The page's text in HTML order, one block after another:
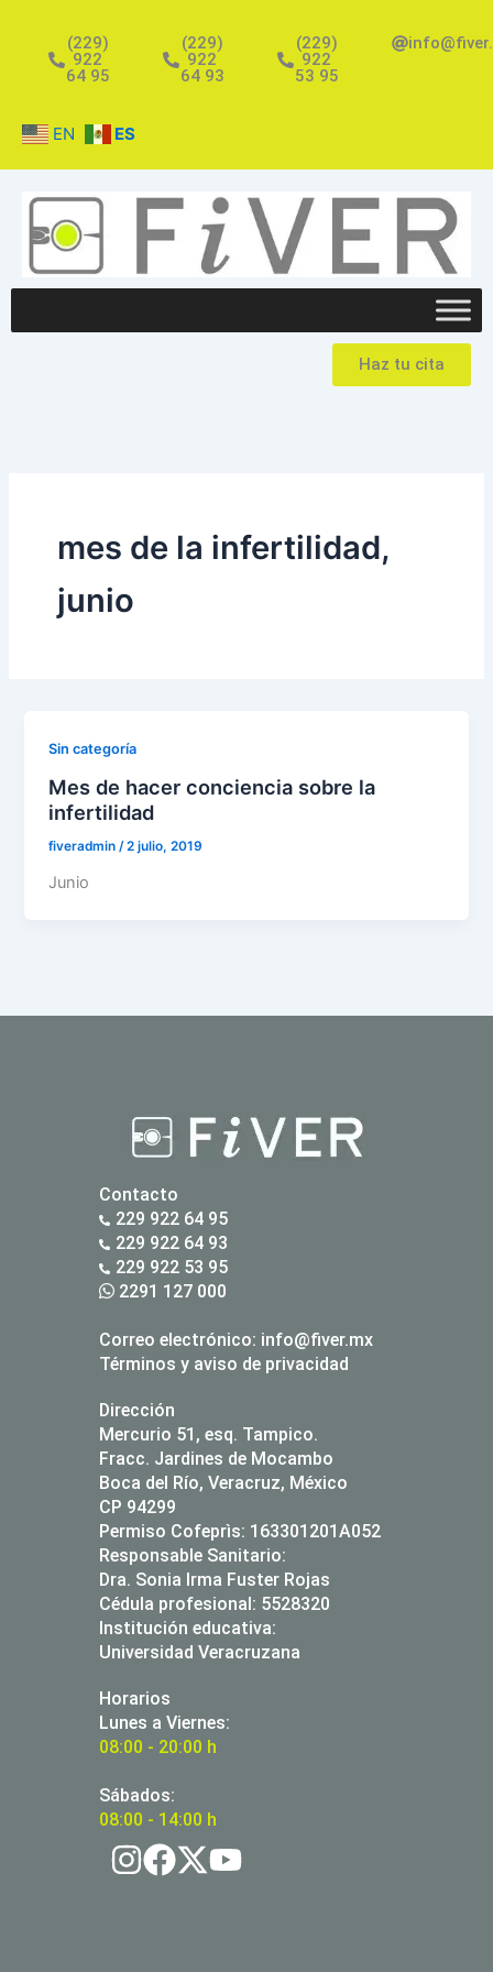
contenido
(229)
922
64 95
(229)
922
64 93
(229)
922
53 95
EN ES
Haz tu cita
mes de la infertilidad,
junio
Sin categoría
Mes de hacer conciencia sobre la
infertilidad
fiveradmin/2 julio, 2019
Junio
Contacto
229 922 64 95
229 922 64 93
229 922 53 95
2291 127 000
Correo electrónico: info@fiver.mx
Términos y aviso de privacidad
Dirección
Mercurio 51, esq. Tampico.
Fracc. Jardines de Mocambo
Boca del Río, Veracruz, México
CP 94299
Permiso Cofeprìs: 163301201A052
Responsable Sanitario:
Dra. Sonia Irma Fuster Rojas
Cédula profesional: 5528320
Institución educativa:
Universidad Veracruzana
Horarios
Lunes a Viernes:
08:00 - 20:00 h
Sábados:
08:00 - 14:00 h